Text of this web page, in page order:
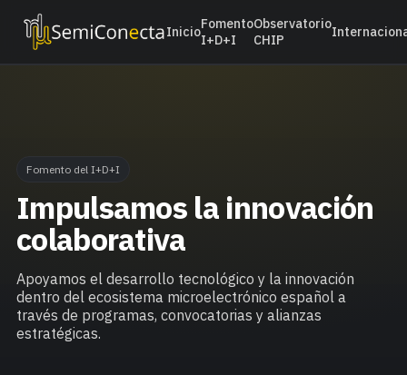
InicioFomento
I+D+I
Observatorio
CHIP
Fomento del I+D+I
Impulsamos la innovación
colaborativa
Apoyamos el desarrollo tecnológico y la innovación
dentro del ecosistema microelectrónico español a
través de programas, convocatorias y alianzas
estratégicas.